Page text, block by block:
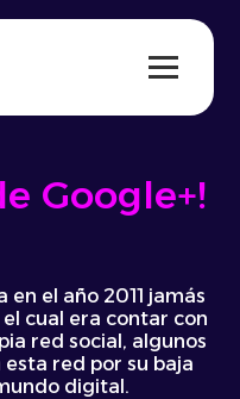
Google+!
en el año 2011 jamás
cual era contar con
red social, algunos
red por su baja
digital.